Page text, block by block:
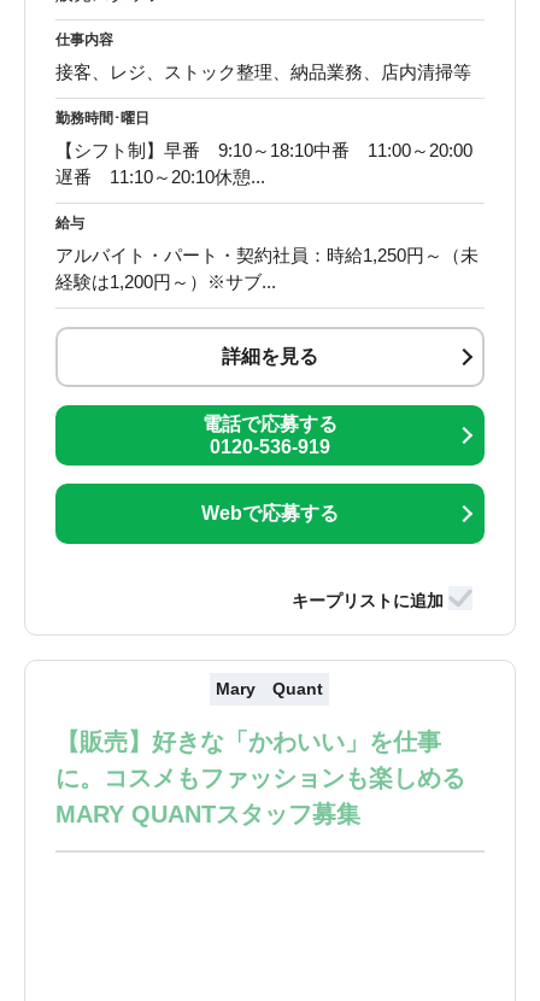
仕事内容
接客、レジ、ストック整理、納品業務、店内清掃等
勤務時間･曜日
【シフト制】早番 9:10～18:10中番 11:00～20:00
遅番 11:10～20:10休憩...
給与
アルバイト・パート・契約社員：時給1,250円～（未
経験は1,200円～）※サブ...
詳細を見る
電話で応募する
0120-536-919
Webで応募する
Mary Quant
【販売】好きな「かわいい」を仕事
に。コスメもファッションも楽しめる
MARY QUANTスタッフ募集